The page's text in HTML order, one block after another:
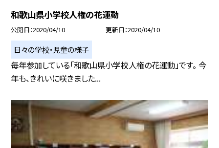
和歌山県小学校人権の花運動
公開日 2020/04/10 更新日 2020/04/10
日々の学校・児童の様子
毎年参加している「和歌山県小学校人権の花運動」です。 今
年も、きれいに咲きました...